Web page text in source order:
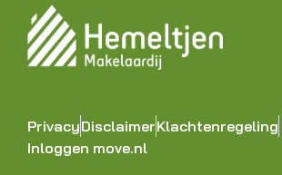
PrivacyDisclaimerKlachtenregeling
Inloggen move.nl